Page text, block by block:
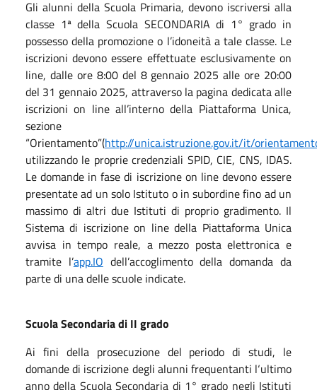
Gli alunni della Scuola Primaria, devono iscriversi alla
classe 1ª della Scuola SECONDARIA di 1° grado in
possesso della promozione o l’idoneità a tale classe. Le
iscrizioni devono essere effettuate esclusivamente on
line, dalle ore 8:00 del 8 gennaio 2025 alle ore 20:00
del 31 gennaio 2025, attraverso la pagina dedicata alle
iscrizioni on line all’interno della Piattaforma Unica,
sezione
“Orientamento”(http://unica.istruzione.gov.it/it/
utilizzando le proprie credenziali SPID, CIE, CNS, IDAS.
Le domande in fase di iscrizione on line devono essere
presentate ad un solo Istituto o in subordine fino ad un
massimo di altri due Istituti di proprio gradimento. Il
Sistema di iscrizione on line della Piattaforma Unica
avvisa in tempo reale, a mezzo posta elettronica e
tramite l’app.IO dell’accoglimento della domanda da
parte di una delle scuole indicate.
Scuola Secondaria di II grado
Ai fini della prosecuzione del periodo di studi, le
domande di iscrizione degli alunni frequentanti l‘ultimo
anno della Scuola Secondaria di 1° grado negli Istituti